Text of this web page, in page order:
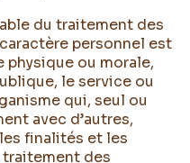
du traitement des
personnel est
physique ou morale,
le service ou
qui, seul ou
avec d’autres,
finalités et les
traitement des